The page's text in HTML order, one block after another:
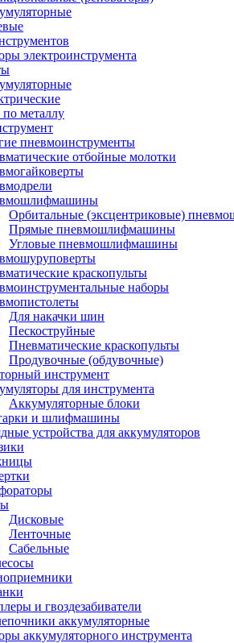
электроинструмента
металлу
пневмоинструменты
отбойные молотки
Орбитальные (эксцентриковые)
Прямые пневмошлифмашины
Угловые пневмошлифмашины
краскопульты
наборы
Для накачки шин
Пескоструйные
Пневматические краскопульты
Продувочные (обдувочные)
инструмент
для инструмента
Аккумуляторные блоки
и шлифмашины
устройства для аккумуляторов
Дисковые
Ленточные
Сабельные
и гвоздезабиватели
аккумуляторные
аккумуляторного инструмента